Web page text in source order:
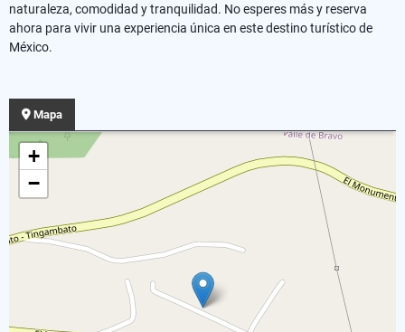
naturaleza, comodidad y tranquilidad. No esperes más y reserva
ahora para vivir una experiencia única en este destino turístico de
México.
Mapa
+
−